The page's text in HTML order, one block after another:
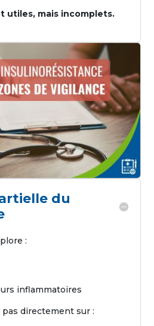
utiles, mais incomplets.
du
:
inflammatoires
directement sur :